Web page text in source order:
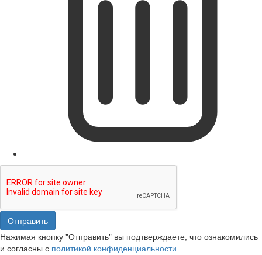
Отправить
Нажимая кнопку "Отправить" вы подтверждаете, что ознакомились
и согласны с политикой конфиденциальности